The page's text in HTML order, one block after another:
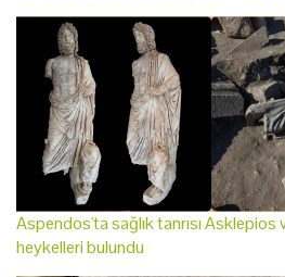
Aspendos'ta sağlık tanrısı
heykelleri bulundu